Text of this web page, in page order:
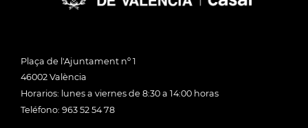
Plaça de l'Ajuntament nº 1
46002 València
Horarios: lunes a viernes de 8:30 a 14:00 horas
Teléfono: 963 52 54 78